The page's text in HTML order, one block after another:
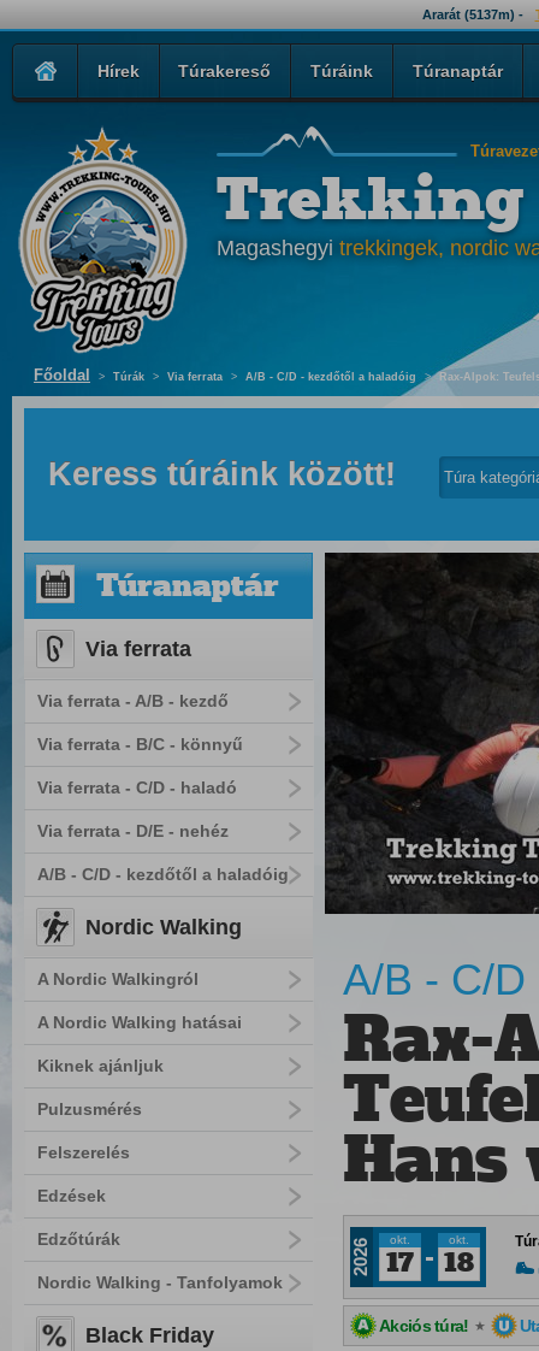
Ararát (5137m) -
Hírek Túrakereső Túráink Túranaptár
Trekking
Magashegyi trekkingek, nordic
Főoldal > Túrák > Via ferrata > A/B - C/D - kezdőtől a haladóig > Rax-Alpok:
Keress túráink között!
Túranaptár
Via ferrata
Via ferrata - A/B - kezdő
Via ferrata - B/C - könnyű
Via ferrata - C/D - haladó
Via ferrata - D/E - nehéz
A/B - C/D - kezdőtől a haladóig
Nordic Walking
A Nordic Walkingról
A Nordic Walking hatásai
Kiknek ajánljuk
Pulzusmérés
Felszerelés
Edzések
Edzőtúrák
Nordic Walking - Tanfolyamok
Black Friday
A/B - C/D
Rax-
Hans
2026 okt.
17
okt.
18
Akciós túra! ★